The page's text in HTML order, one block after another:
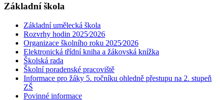
Základní škola
Základní umělecká škola
Rozvrhy hodin 2025⁄2026
Organizace školního roku 2025⁄2026
Elektronická třídní kniha a žákovská knížka
Školská rada
Školní poradenské pracoviště
Informace pro žáky 5. ročníku ohledně přestupu na 2. stupeň
ZŠ
Povinné informace